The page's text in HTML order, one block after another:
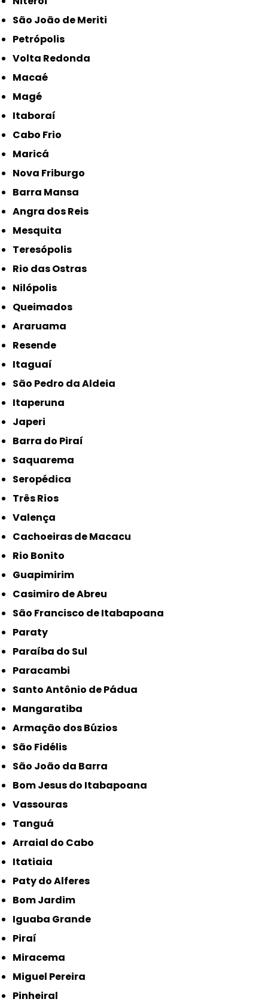
São João de Meriti
Petrópolis
Volta Redonda
Macaé
Magé
Itaboraí
Cabo Frio
Maricá
Nova Friburgo
Barra Mansa
Angra dos Reis
Mesquita
Teresópolis
Rio das Ostras
Nilópolis
Queimados
Araruama
Resende
Itaguaí
São Pedro da Aldeia
Itaperuna
Japeri
Barra do Piraí
Saquarema
Seropédica
Três Rios
Valença
Cachoeiras de Macacu
Rio Bonito
Guapimirim
Casimiro de Abreu
São Francisco de Itabapoana
Paraty
Paraíba do Sul
Paracambi
Santo Antônio de Pádua
Mangaratiba
Armação dos Búzios
São Fidélis
São João da Barra
Bom Jesus do Itabapoana
Vassouras
Tanguá
Arraial do Cabo
Itatiaia
Paty do Alferes
Bom Jardim
Iguaba Grande
Piraí
Miracema
Miguel Pereira
Pinheiral